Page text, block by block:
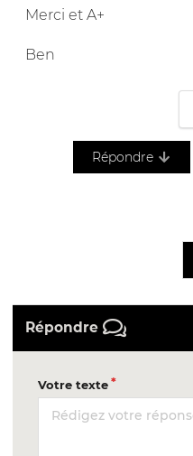
Merci et A+
Ben
Répondre
Répondre
Votre texte